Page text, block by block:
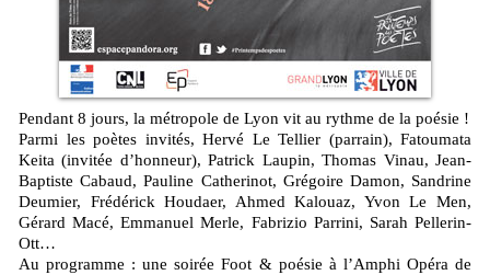
Pendant 8 jours, la métropole de Lyon vit au rythme de la poésie !
Parmi les poètes invités, Hervé Le Tellier (parrain), Fatoumata
Keita (invitée d’honneur), Patrick Laupin, Thomas Vinau, Jean-
Baptiste Cabaud, Pauline Catherinot, Grégoire Damon, Sandrine
Deumier, Frédérick Houdaer, Ahmed Kalouaz, Yvon Le Men,
Gérard Macé, Emmanuel Merle, Fabrizio Parrini, Sarah Pellerin-
Ott…
Au programme : une soirée Foot & poésie à l’Amphi Opéra de